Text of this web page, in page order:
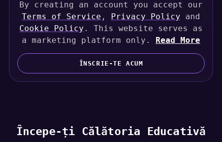
n
i
t
e
d
t
+
By creating an account you accept our
Terms of Service , Privacy Policy and
Cookie Policy . This website serves as
a marketing platform only.
Read More
ÎNSCRIE-TE ACUM
Începe-ți Călătoria Educativă